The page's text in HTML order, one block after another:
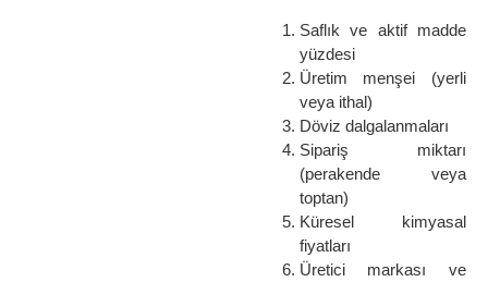
Saflık ve aktif madde
yüzdesi
Üretim menşei (yerli
veya ithal)
Döviz dalgalanmaları
Sipariş miktarı
(perakende veya
toptan)
Küresel kimyasal
fiyatları
Üretici markası ve